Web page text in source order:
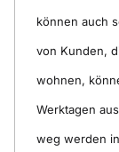
können auch
von Kunden,
wohnen,
Werktagen
weg werden